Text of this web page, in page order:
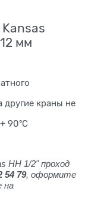
мм
другие краны не
90ºС
НН 1/2" проход
54 79, оформите
на